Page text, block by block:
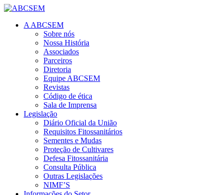
A ABCSEM
Sobre nós
Nossa História
Associados
Parceiros
Diretoria
Equipe ABCSEM
Revistas
Código de ética
Sala de Imprensa
Legislação
Diário Oficial da União
Requisitos Fitossanitários
Sementes e Mudas
Proteção de Cultivares
Defesa Fitossanitária
Consulta Pública
Outras Legislações
NIMF’S